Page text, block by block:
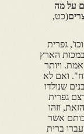
על מה
(כט,
גפרית
הארץ
ויותר
ואם לא
שנולדו
גפרית
וזהו
אשר
ברית